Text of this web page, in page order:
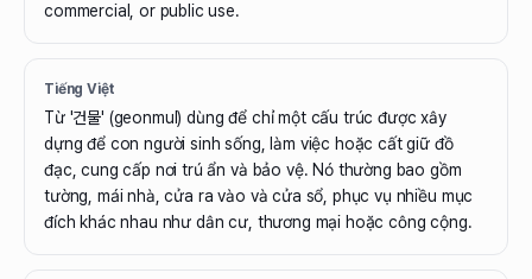
commercial, or public use.
Tiếng Việt
Từ '건물' (geonmul) dùng để chỉ một cấu trúc được xây
dựng để con người sinh sống, làm việc hoặc cất giữ đồ
đạc, cung cấp nơi trú ẩn và bảo vệ. Nó thường bao gồm
tường, mái nhà, cửa ra vào và cửa sổ, phục vụ nhiều mục
đích khác nhau như dân cư, thương mại hoặc công cộng.